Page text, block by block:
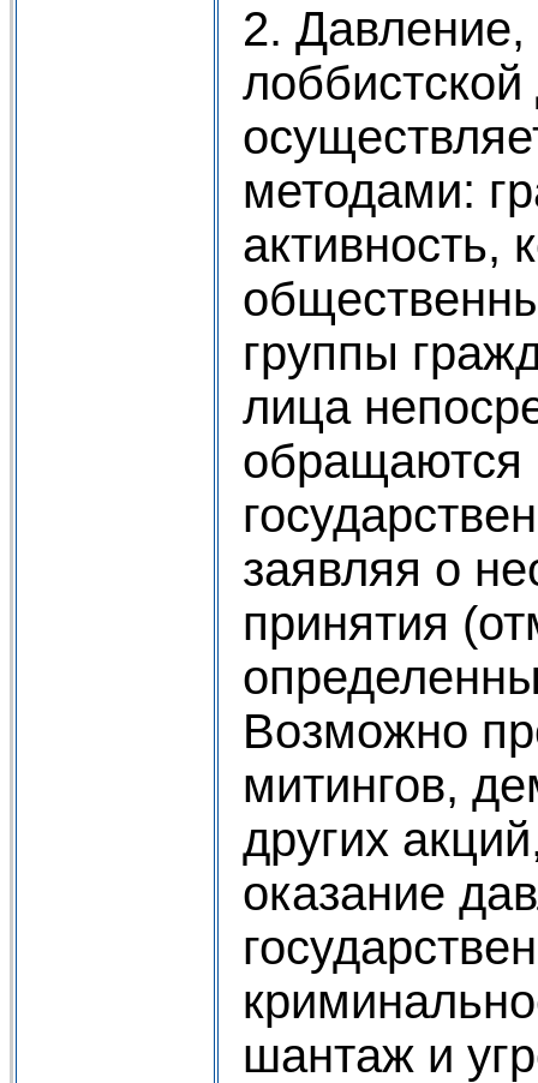
2.
методами:
активность,
группы
лица
обращаются
заявляя о
принятия
Возможно
митингов,
других
оказание
шантаж и